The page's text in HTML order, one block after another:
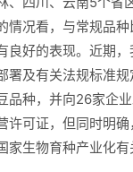
情况看，与常规品
良好的表现。近期
署及有关法规标准
品种，并向26家企
许可证，但同时明
家生物育种产业化有